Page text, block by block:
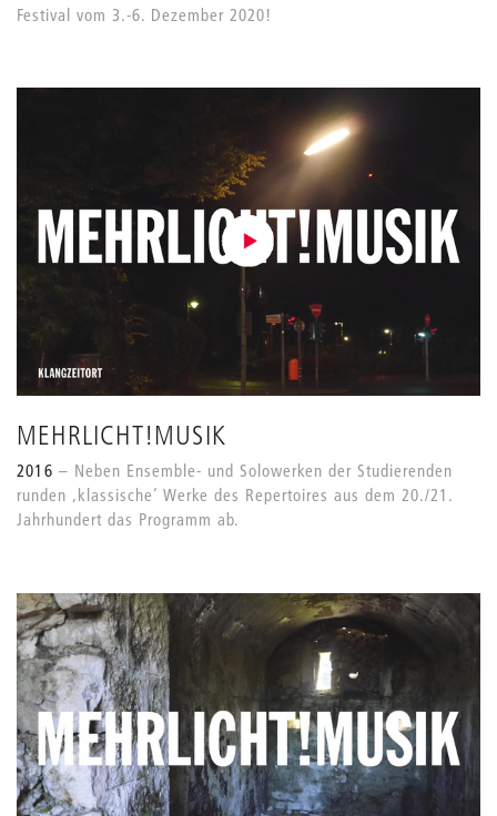
Festival vom 3.-6. Dezember 2020!
MEHRLICHT!MUSIK
2016
Neben Ensemble- und Solowerken der Studierenden
runden ‚klassische‘ Werke des Repertoires aus dem 20./21.
Jahrhundert das Programm ab.